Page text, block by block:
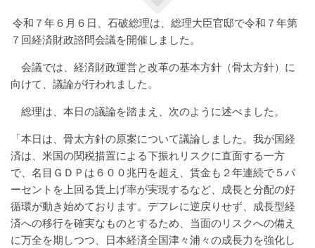
令和７年６月６日、石破総理は、総理大臣官邸で令和７年第
７回経済財政諮問会議を開催しました。
会議では、経済財政運営と改革の基本方針（骨太方針）に
向けて、議論が行われました。
総理は、本日の議論を踏まえ、次のように述べました。
「本日は、骨太方針の原案について議論しました。我が国経
済は、米国の関税措置による下振れリスクに直面する一方
で、名目ＧＤＰは６００兆円を超え、賃金も２年連続で５パ
ーセントを上回る賃上げ率が実現するなど、成長と分配の好
循環が動き始めております。デフレに逆戻りせず、成長型経
済への移行を確実なものとするため、当面のリスクへの備え
に万全を期しつつ、日本経済全国津々浦々の成長力を強化し